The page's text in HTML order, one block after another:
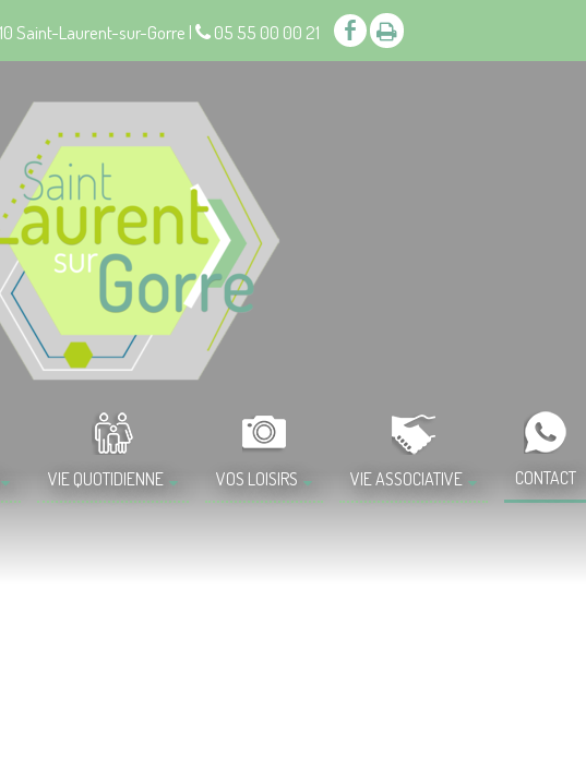
Saint-Laurent-sur-Gorre | 05 55 00 00 21
VIE QUOTIDIENNE VOS LOISIRS VIE ASSOCIATIVE CONTACT